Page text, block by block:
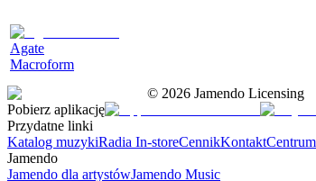
Agate
Macroform
© 2026 Jamendo Licensing
Pobierz aplikację
Przydatne linki
Katalog muzykiRadia In-storeCennikKontakt
Jamendo
Jamendo dla artystówJamendo Music